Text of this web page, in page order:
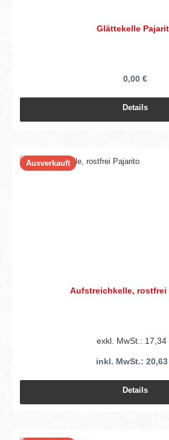
Glättekelle
0,00 €
Details
Ausverkauft
Aufstreichkelle, rostfrei
exkl. MwSt.: 17,34
inkl. MwSt.: 20,63
Details